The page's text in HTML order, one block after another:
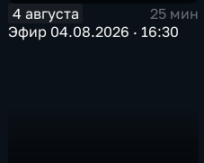
4 августа
25 мин
Эфир 04.08.2026 · 16:30